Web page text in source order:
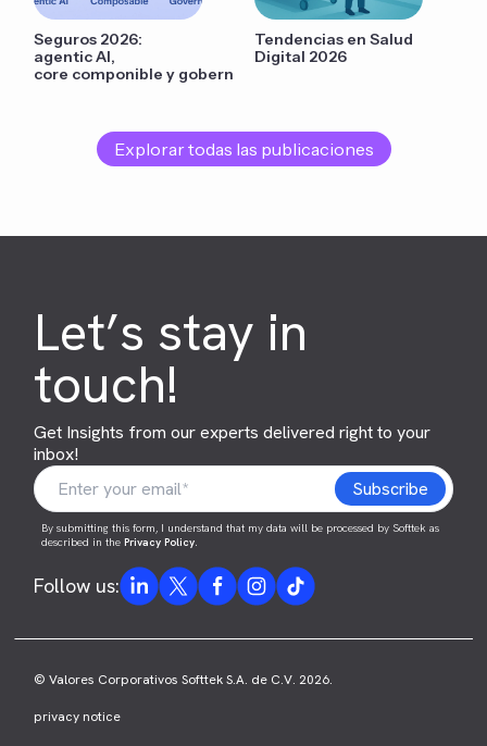
Seguros 2026:
agentic AI,
core componible y gobernanza
Tendencias en Salud
Digital 2026
Explorar todas las publicaciones
Let’s stay in
touch!
Get Insights from our experts delivered right to your
inbox!
By submitting this form, I understand that my data will be processed by Softtek as
described in thePrivacy Policy.
Follow us:
© Valores Corporativos Softtek S.A. de C.V. 2026.
privacy notice